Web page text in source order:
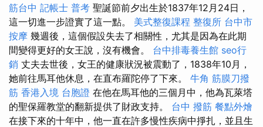
筋台中 記帳士 普考 聖誕節前夕出生於1837年12月24日，
這一切進一步證實了這一點。 美式整復課程 整復所 台中市
按摩 幾週後，這個假設失去了相關性，尤其是因為在此期
間變得更好的女王說，沒有機會。 台中排毒養生館 seo行
銷 丈夫去世後，女王的健康狀況被震動了，1838年10月，
她前往馬耳他休息，在直布羅陀停了下來。 牛角 筋膜刀撥
筋 香港入境 台胞證 在他在馬耳他的三個月中，他為瓦萊塔
的聖保羅教堂的翻新提供了財政支持。 台中 撥筋 餐點外燴
在接下來的十年中，他一直在許多慢性疾病中掙扎，並且生